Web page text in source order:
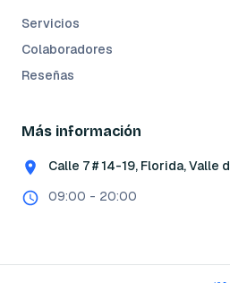
Servicios
Colaboradores
Reseñas
Más información
Calle 7 # 14-19, Florida, Valle
09:00 - 20:00